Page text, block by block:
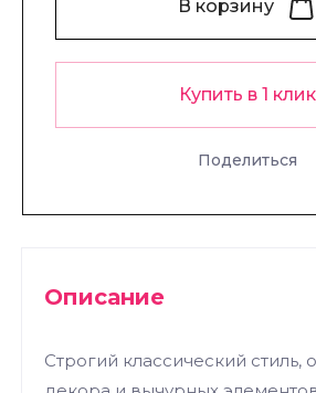
В корзину
Купить в 1 клик
Поделиться
Описание
Строгий классический стиль,